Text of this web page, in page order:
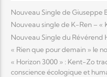
Nouveau Single de Giuseppe
Nouveau single de K-Ren – «
Nouveau Single du Révérend
« Rien que pour demain » le
« Horizon 3000 » : Kent-Zo
conscience écologique et